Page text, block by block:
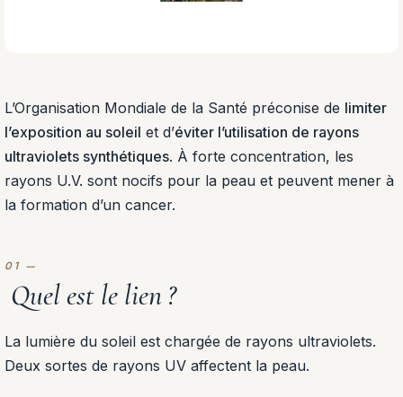
L’Organisation Mondiale de la Santé préconise de limiter
l’exposition au soleil et d’éviter l’utilisation de rayons
ultraviolets synthétiques. À forte concentration, les
rayons U.V. sont nocifs pour la peau et peuvent mener à
la formation d’un cancer.
Quel est le lien ?
La lumière du soleil est chargée de rayons ultraviolets.
Deux sortes de rayons UV affectent la peau.